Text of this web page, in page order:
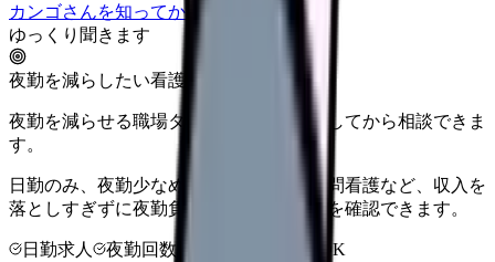
カンゴさんを知ってから相談する
ゆっくり聞きます
夜勤を減らしたい看護師さんへ
夜勤を減らせる職場タイプを、先に整理してから相談できま
す。
日勤のみ、夜勤少なめ、クリニック、訪問看護など、収入を
落としすぎずに夜勤負担を下げる選択肢を確認できます。
日勤求人 夜勤回数を相談
LINE相談OK